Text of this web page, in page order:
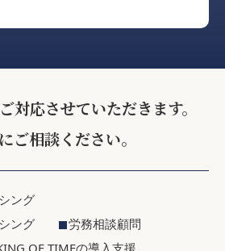
対応させていただきます。
ご相談ください。
ング
ング
労務相談顧問
OF TIMEの導入支援